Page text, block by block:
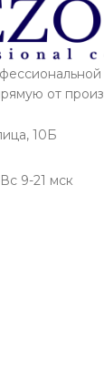
от
10Б
9-21 мск